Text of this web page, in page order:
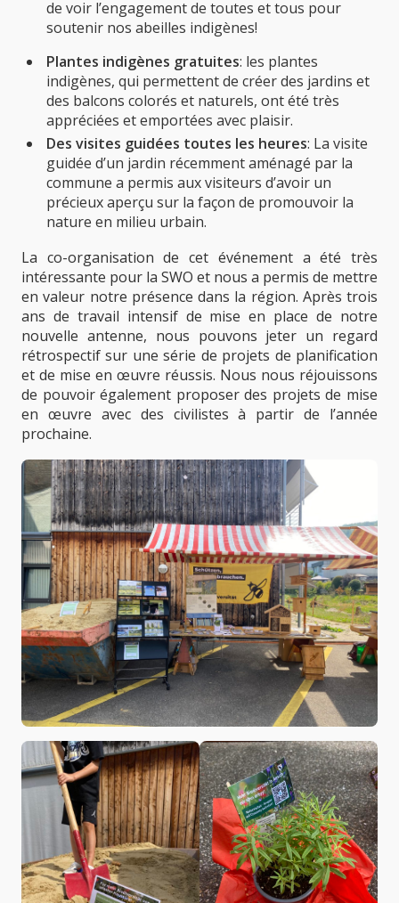
de voir l’engagement de toutes et tous pour
soutenir nos abeilles indigènes!
Plantes indigènes gratuites: les plantes
indigènes, qui permettent de créer des jardins et
des balcons colorés et naturels, ont été très
appréciées et emportées avec plaisir.
Des visites guidées toutes les heures: La visite
guidée d’un jardin récemment aménagé par la
commune a permis aux visiteurs d’avoir un
précieux aperçu sur la façon de promouvoir la
nature en milieu urbain.
La co-organisation de cet événement a été très
intéressante pour la SWO et nous a permis de mettre
en valeur notre présence dans la région. Après trois
ans de travail intensif de mise en place de notre
nouvelle antenne, nous pouvons jeter un regard
rétrospectif sur une série de projets de planification
et de mise en œuvre réussis. Nous nous réjouissons
de pouvoir également proposer des projets de mise
en œuvre avec des civilistes à partir de l’année
prochaine.